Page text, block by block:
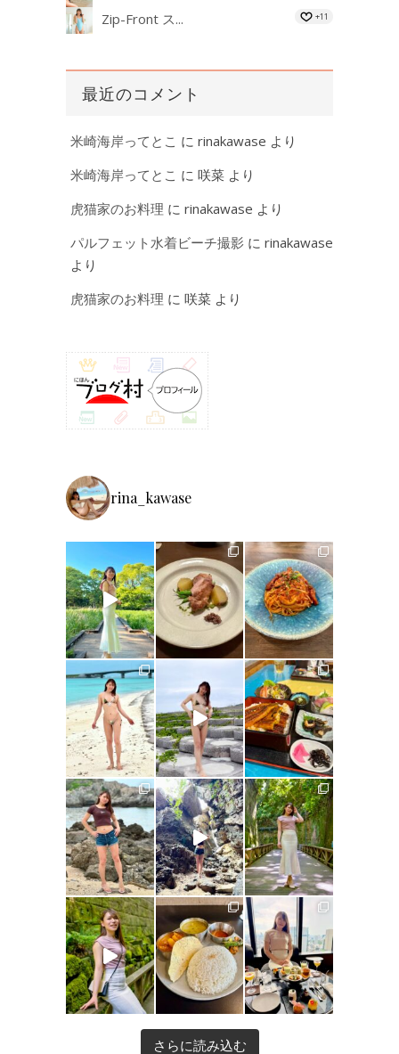
Zip-Front ス... +11
最近のコメント
米崎海岸ってとこ に rinakawase より
米崎海岸ってとこ に 咲菜 より
虎猫家のお料理 に rinakawase より
パルフェット水着ビーチ撮影 に rinakawase
より
虎猫家のお料理 に 咲菜 より
rina_kawase
さらに読み込む